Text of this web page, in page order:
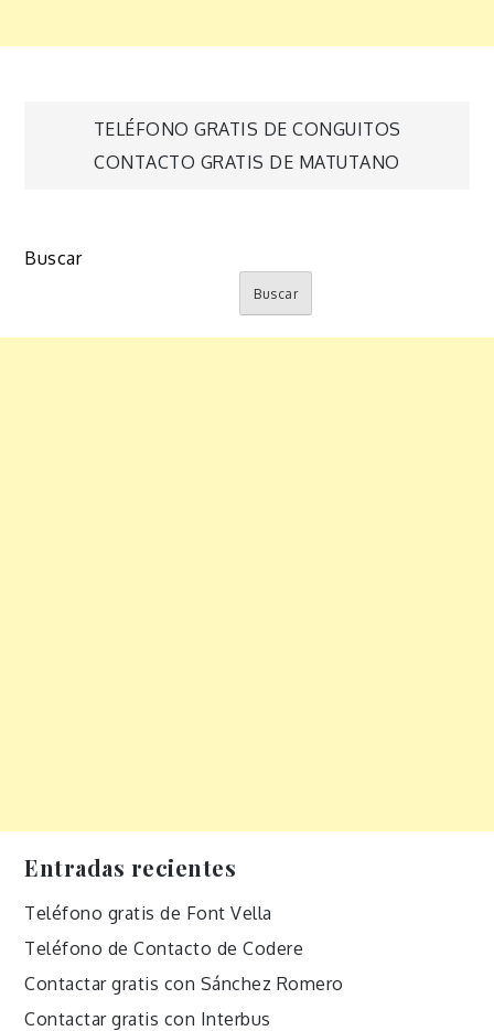
Navegación
entradas
TELÉFONO GRATIS DE CONGUITOS
CONTACTO GRATIS DE MATUTANO
Buscar
Buscar
Entradas recientes
Teléfono gratis de Font Vella
Teléfono de Contacto de Codere
Contactar gratis con Sánchez Romero
Contactar gratis con Interbus